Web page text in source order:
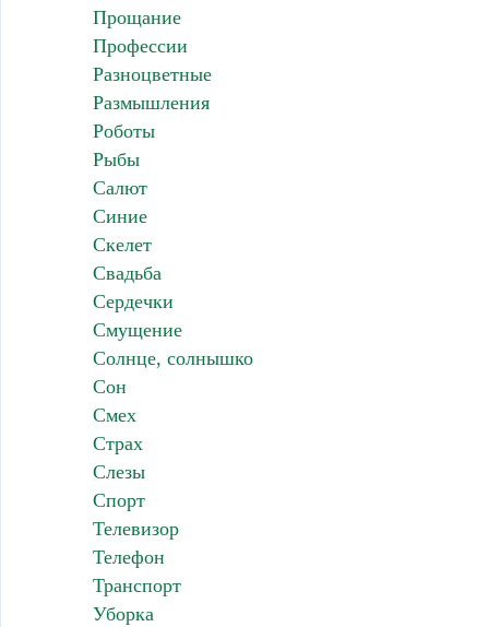
Прощание
Профессии
Разноцветные
Размышления
Роботы
Рыбы
Салют
Синие
Скелет
Свадьба
Сердечки
Смущение
Солнце, солнышко
Сон
Смех
Страх
Слезы
Спорт
Телевизор
Телефон
Транспорт
Уборка